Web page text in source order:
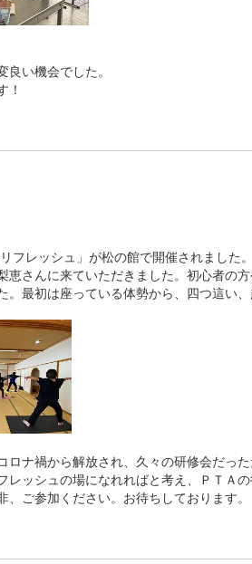
い機会でした。
！
フレッシュ」が松の館で開催されました。
さんに来ていただきました。初心者の
最初は座っている体勢から、四つ這い
ナ禍から解放され、久々の研修会だっ
ッシュの場になれればと考え、ＰＴＡ
ご参加ください。お待ちしております。